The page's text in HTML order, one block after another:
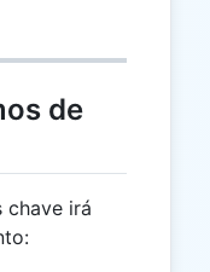
de
chave irá